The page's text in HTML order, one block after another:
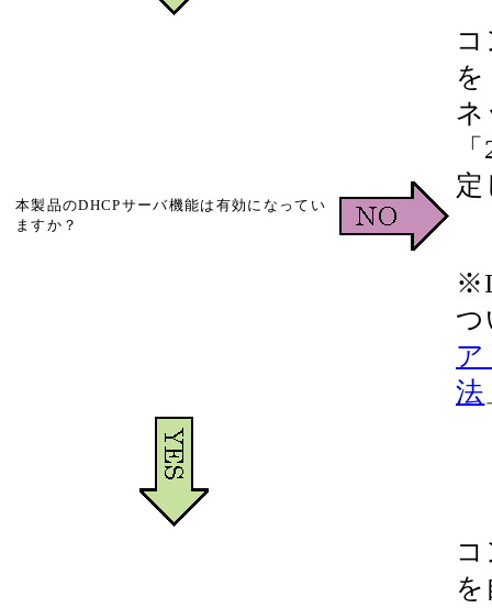
本製品のDHCPサーバ機能は有効になってい
ますか？
つ
法